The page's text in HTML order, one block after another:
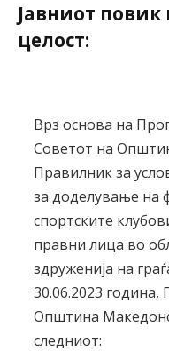
Јавниот повик
целост:
Врз основа на
Советот на
Правилник за
за доделување на
спортските
правни лица во
здруженија на
30.06.2023 година,
Општина
следниот: